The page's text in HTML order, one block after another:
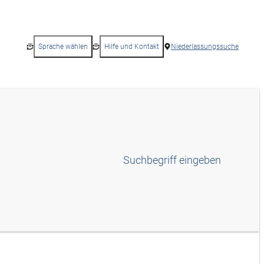
Sprache wählen Hilfe und Kontakt Niederlassungssuche